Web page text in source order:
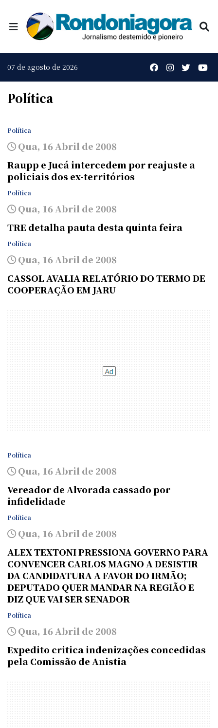
07 de agosto de 2026
Política
Política
Qua, 16 Abril de 2008
Raupp e Jucá intercedem por reajuste a
policiais dos ex-territórios
Política
Qua, 16 Abril de 2008
TRE detalha pauta desta quinta feira
Política
Qua, 16 Abril de 2008
CASSOL AVALIA RELATÓRIO DO TERMO DE
COOPERAÇÃO EM JARU
Política
Qua, 16 Abril de 2008
Vereador de Alvorada cassado por
infidelidade
Política
Qua, 16 Abril de 2008
ALEX TEXTONI PRESSIONA GOVERNO PARA
CONVENCER CARLOS MAGNO A DESISTIR
DA CANDIDATURA A FAVOR DO IRMÃO;
DEPUTADO QUER MANDAR NA REGIÃO E
DIZ QUE VAI SER SENADOR
Política
Qua, 16 Abril de 2008
Expedito critica indenizações concedidas
pela Comissão de Anistia